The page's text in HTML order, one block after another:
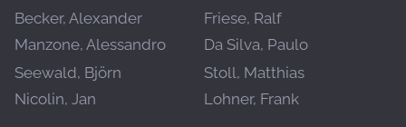
Becker, Alexander
Manzone, Alessandro
Friese, Ralf
Da Silva, Paulo
Seewald, Björn
Nicolin, Jan
Stoll, Matthias
Lohner, Frank